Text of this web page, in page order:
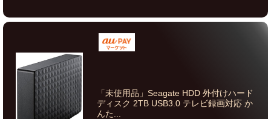
「未使用品」Seagate HDD 外付けハード
ディスク 2TB USB3.0 テレビ録画対応 か
んた...